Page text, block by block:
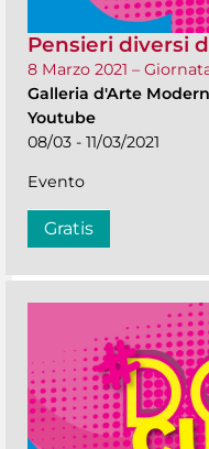
Pensieri diversi
8 Marzo 2021 –
Galleria d'Arte
Youtube
08/03 - 11/03/2021
Evento
Gratis